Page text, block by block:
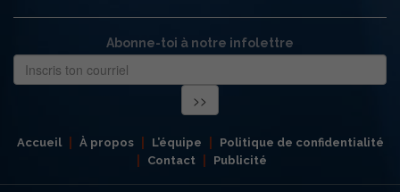
Abonne-toi à notre infolettre
Accueil À propos L’équipe
Politique de confidentialité
Contact
Publicité